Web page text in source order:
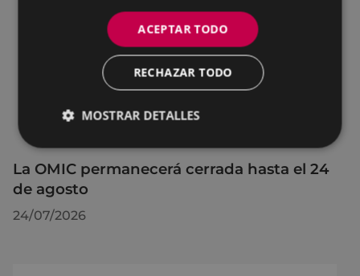
La OMIC permanecerá cerrada hasta el 24
de agosto
24/07/2026
ACEPTAR TODO
RECHAZAR TODO
MOSTRAR DETALLES